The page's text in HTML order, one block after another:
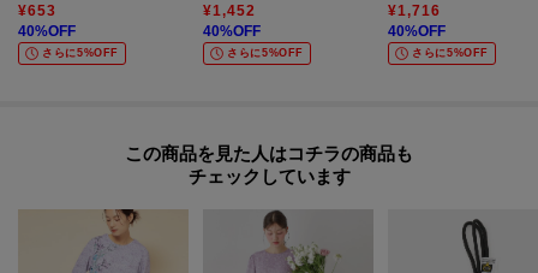
¥653
40%OFF
さらに5%OFF
¥1,452
40%OFF
さらに5%OFF
¥1,716
40%OFF
さらに5%OFF
この商品を見た人はコチラの商品も
チェックしています